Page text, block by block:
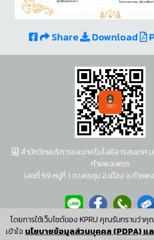
Share Download
โดยการใช้เว็บไซต์ของ KPRU คุณรับทราบว่าคุ
เข้าใจ นโยบายข้อมูลส่วนบุคคล (PDPA) แ
สำนักวิทยบริการและเทคโนโลยีสารสนเทศ
กำแพงเพชร
เลขที่ 69 หมู่ที่ 1 ต.นครชุม อ.เมือง จ.กำแ
ผู้พัฒนาระบบ อนุชา พวงผก